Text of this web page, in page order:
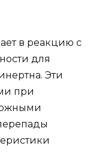
в реакцию с
для
Эти
при